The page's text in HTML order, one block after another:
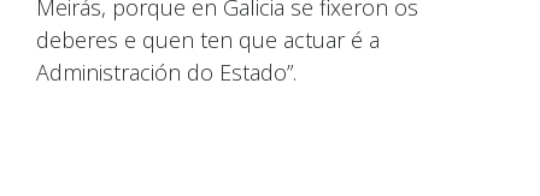
Meirás, porque en Galicia se fixeron os
deberes e quen ten que actuar é a
Administración do Estado”.